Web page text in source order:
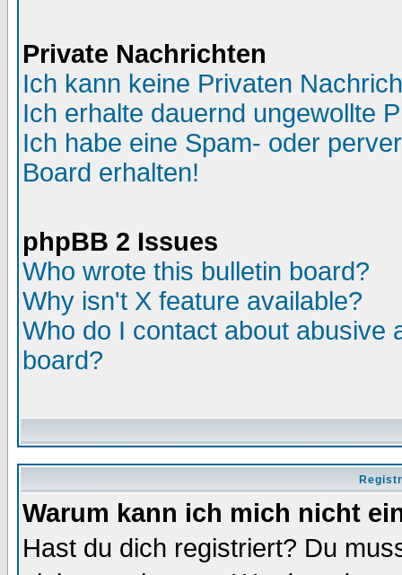
Private Nachrichten
Ich kann keine Privaten
Ich erhalte dauernd ungewollte
Ich habe eine Spam- oder
Board erhalten!
phpBB 2 Issues
Who wrote this bulletin board?
Why isn't X feature available?
Who do I contact about abusive
board?
Warum kann ich mich nicht
Hast du dich registriert? Du